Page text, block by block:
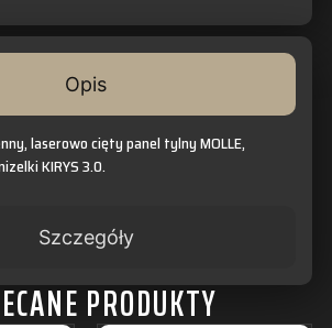
Opis
Szczegóły
laserowo cięty panel tylny MOLLE,
KIRYS 3.0.
PRODUKTY